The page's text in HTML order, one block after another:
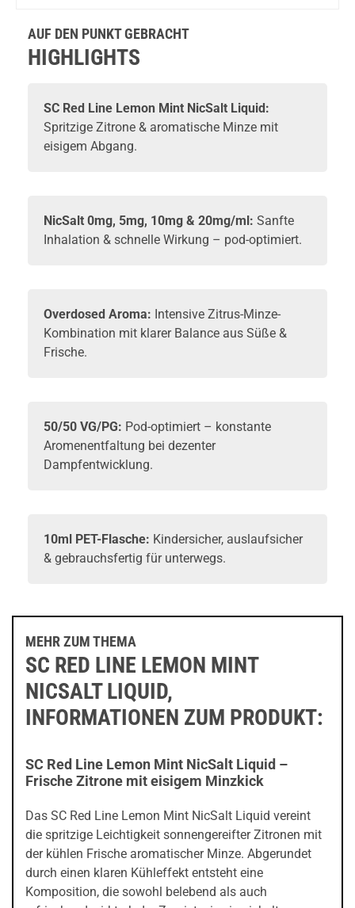
AUF DEN PUNKT GEBRACHT
HIGHLIGHTS
SC Red Line Lemon Mint NicSalt Liquid:
Spritzige Zitrone & aromatische Minze mit
eisigem Abgang.
NicSalt 0mg, 5mg, 10mg & 20mg/ml: Sanfte
Inhalation & schnelle Wirkung – pod-optimiert.
Overdosed Aroma: Intensive Zitrus-Minze-
Kombination mit klarer Balance aus Süße &
Frische.
50/50 VG/PG: Pod-optimiert – konstante
Aromenentfaltung bei dezenter
Dampfentwicklung.
10ml PET-Flasche: Kindersicher, auslaufsicher
& gebrauchsfertig für unterwegs.
MEHR ZUM THEMA
SC RED LINE LEMON MINT
NICSALT LIQUID,
INFORMATIONEN ZUM PRODUKT:
SC Red Line Lemon Mint NicSalt Liquid –
Frische Zitrone mit eisigem Minzkick
Das SC Red Line Lemon Mint NicSalt Liquid vereint
die spritzige Leichtigkeit sonnengereifter Zitronen mit
der kühlen Frische aromatischer Minze. Abgerundet
durch einen klaren Kühleffekt entsteht eine
Komposition, die sowohl belebend als auch